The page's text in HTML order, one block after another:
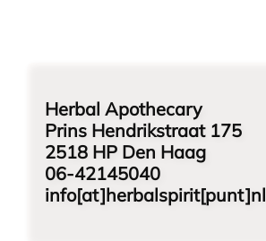
Herbal Apothecary
Prins Hendrikstraat 175
2518 HP Den Haag
06-42145040
info[at]herbalspirit[punt]nl